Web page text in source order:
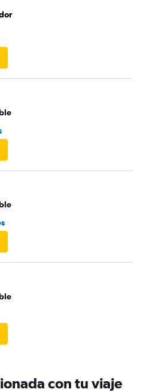
con tu viaje